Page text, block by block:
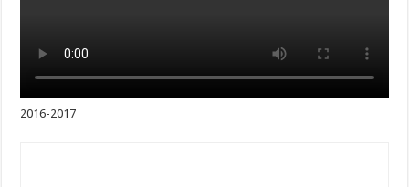
2016-2017